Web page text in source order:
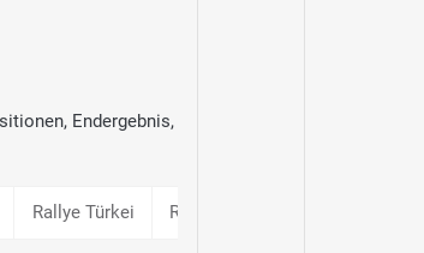
Endergebnis,
Rallye Türkei Rallye Neuseeland